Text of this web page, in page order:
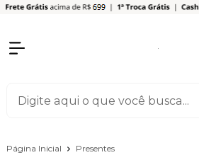
Página Inicial Presentes